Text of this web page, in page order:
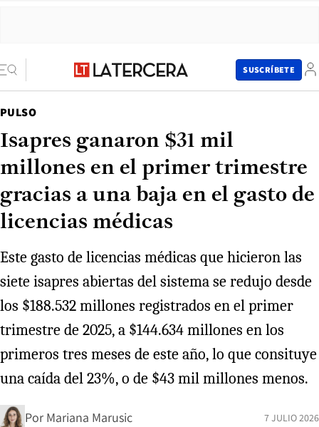
SUSCRÍBETE
PULSO
Isapres ganaron $31 mil
millones en el primer trimestre
gracias a una baja en el gasto de
licencias médicas
Este gasto de licencias médicas que hicieron las
siete isapres abiertas del sistema se redujo desde
los $188.532 millones registrados en el primer
trimestre de 2025, a $144.634 millones en los
primeros tres meses de este año, lo que consituye
una caída del 23%, o de $43 mil millones menos.
Por Mariana Marusic 7 JULIO 2026